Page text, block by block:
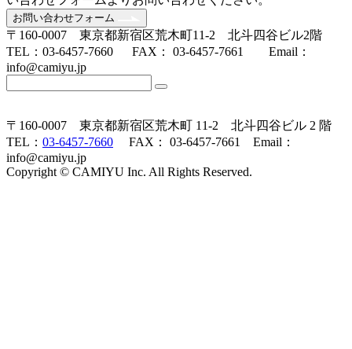
お問い合わせフォーム
〒160-0007 東京都新宿区荒木町11-2 北斗四谷ビル2階
TEL：03-6457-7660 FAX： 03-6457-7661 Email：
info@camiyu.jp
〒160-0007 東京都新宿区荒木町 11-2 北斗四谷ビル 2 階
TEL： 03-6457-7660 FAX： 03-6457-7661 Email：
info@camiyu.jp
Copyright © CAMIYU Inc. All Rights Reserved.